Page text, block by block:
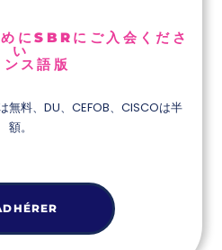
にSBRにご入会くださ
い
ンス語版
無料、DU、CEFOB、CISCOは半
額。